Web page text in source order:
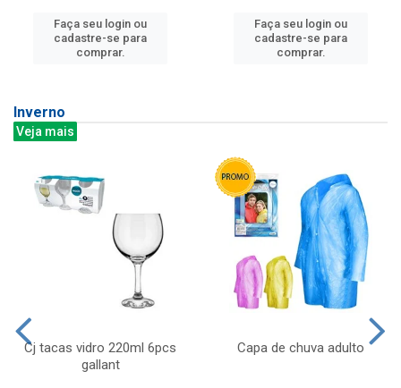
Faça seu login ou
cadastre-se para
comprar.
Faça seu login ou
cadastre-se para
comprar.
Inverno
Veja mais
Cj tacas vidro 220ml 6pcs
gallant
Capa de chuva adulto